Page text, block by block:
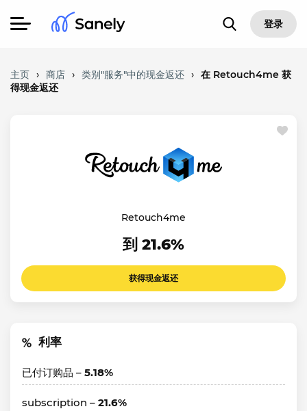
登录
主页 › 商店 › 类别"服务"中的现金返还 › 在 Retouch4me 获
得现金返还
Retouch4me
到 21.6%
获得现金返还
利率
已付订购品 – 5.18%
subscription – 21.6%